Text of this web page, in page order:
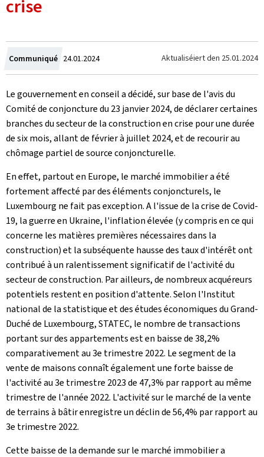
crise
Communiqué Created
on
24.01.2024 Aktualiséiert den 25.01.2024
Le gouvernement en conseil a décidé, sur base de l'avis du
Comité de conjoncture du 23 janvier 2024, de déclarer certaines
branches du secteur de la construction en crise pour une durée
de six mois, allant de février à juillet 2024, et de recourir au
chômage partiel de source conjoncturelle.
En effet, partout en Europe, le marché immobilier a été
fortement affecté par des éléments conjoncturels, le
Luxembourg ne fait pas exception. A l'issue de la crise de Covid-
19, la guerre en Ukraine, l'inflation élevée (y compris en ce qui
concerne les matières premières nécessaires dans la
construction) et la subséquente hausse des taux d'intérêt ont
contribué à un ralentissement significatif de l'activité du
secteur de construction. Par ailleurs, de nombreux acquéreurs
potentiels restent en position d'attente. Selon l'Institut
national de la statistique et des études économiques du Grand-
Duché de Luxembourg, STATEC, le nombre de transactions
portant sur des appartements est en baisse de 38,2%
comparativement au 3e trimestre 2022. Le segment de la
vente de maisons connaît également une forte baisse de
l'activité au 3e trimestre 2023 de 47,3% par rapport au même
trimestre de l'année 2022. L'activité sur le marché de la vente
de terrains à bâtir enregistre un déclin de 56,4% par rapport au
3e trimestre 2022.
Cette baisse de la demande sur le marché immobilier a